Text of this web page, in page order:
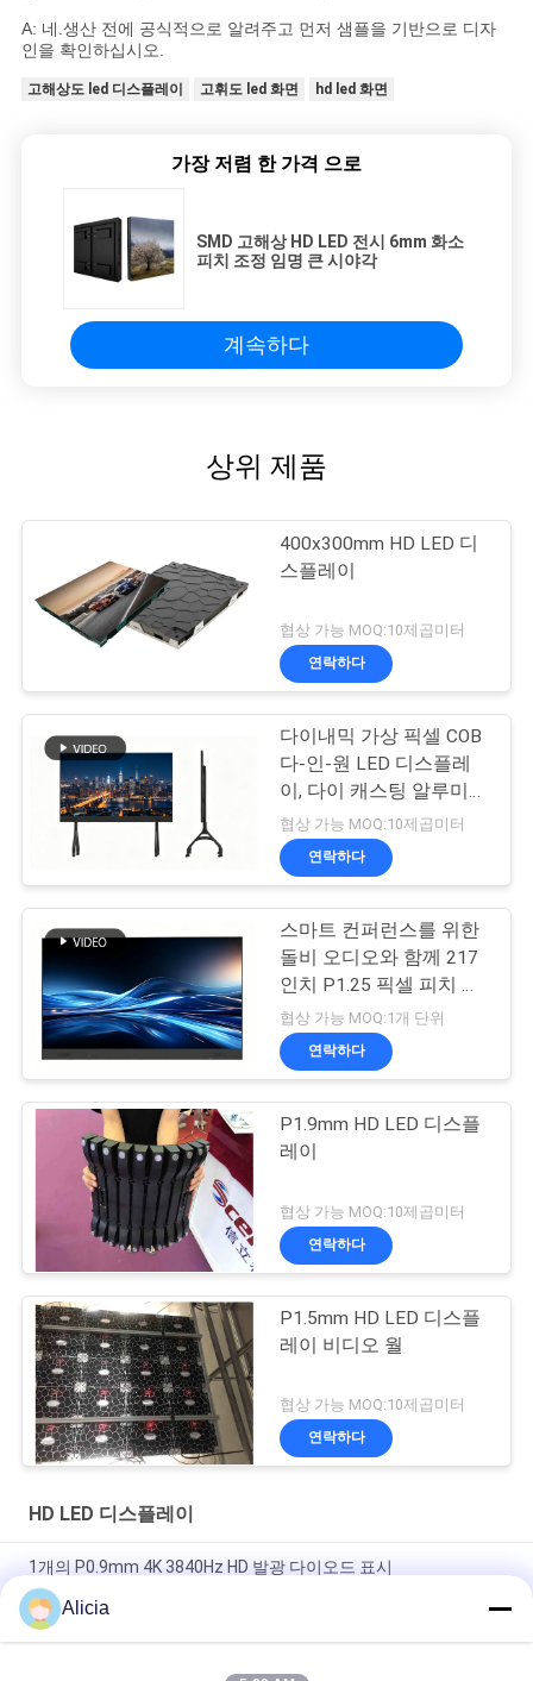
A: 네.생산 전에 공식적으로 알려주고 먼저 샘플을 기반으로 디자
인을 확인하십시오.
고해상도 led 디스플레이 고휘도 led 화면 hd led 화면
가장 저렴 한 가격 으로
SMD 고해상 HD LED 전시 6mm 화소
피치 조정 임명 큰 시야각
계속하다
상위 제품
400x300mm HD LED 디
스플레이
협상 가능 MOQ:10제곱미터
연락하다
다이내믹 가상 픽셀 COB
다-인-원 LED 디스플레
이, 다이 캐스팅 알루미늄
캐비닛과 교육용 3840Hz
갱신 속도
협상 가능 MOQ:10제곱미터
연락하다
스마트 컨퍼런스를 위한
돌비 오디오와 함께 217
인치 P1.25 픽셀 피치 올
인원 LED 디스플레이
협상 가능 MOQ:1개 단위
연락하다
P1.9mm HD LED 디스플
레이
협상 가능 MOQ:10제곱미터
연락하다
P1.5mm HD LED 디스플
레이 비디오 월
협상 가능 MOQ:10제곱미터
연락하다
HD LED 디스플레이
1개의 P0.9mm 4K 3840Hz HD 발광 다이오드 표시
600x337.5mm 내각에서 모두
실내 P0.9mm 미세 픽셀 피치 LED 디스플레이 전면 서비스 LED 패
Alicia